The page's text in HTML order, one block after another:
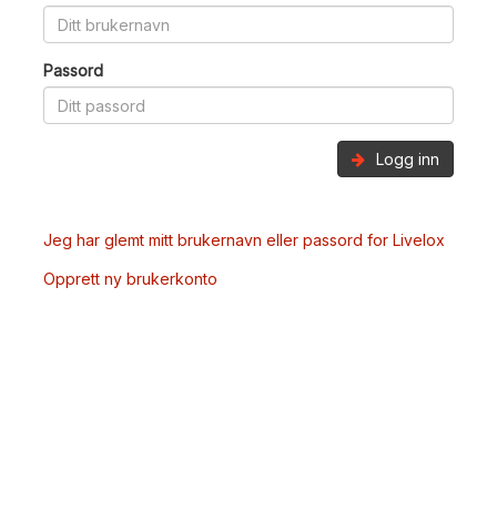
Passord
Logg inn
Jeg har glemt mitt brukernavn eller passord for Livelox
Opprett ny brukerkonto